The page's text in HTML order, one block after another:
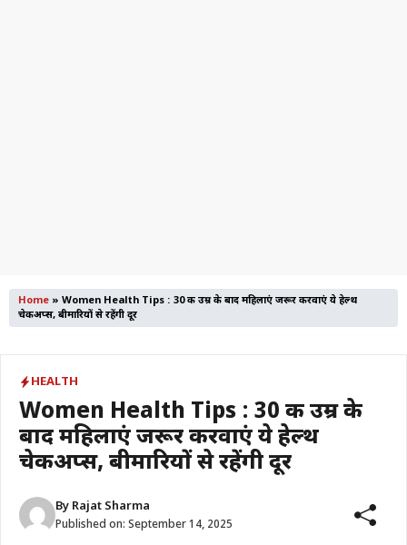
Home » Women Health Tips : 30 की उम्र के बाद महिलाएं जरूर करवाएं ये हेल्थ
चेकअप्स, बीमारियों से रहेंगी दूर
HEALTH
Women Health Tips : 30 की उम्र के
बाद महिलाएं जरूर करवाएं ये हेल्थ
चेकअप्स, बीमारियों से रहेंगी दूर
By Rajat Sharma
Published on: September 14, 2025